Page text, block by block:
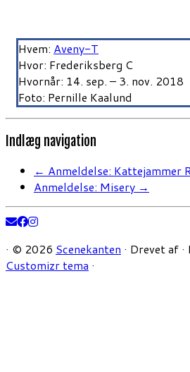
Hvem: Aveny-T
Hvor: Frederiksberg C
Hvornår: 14. sep. – 3. nov. 2018
Foto: Pernille Kaalund
Indlæg navigation
← Anmeldelse: Kattejammer
Anmeldelse: Misery →
· © 2026 Scenekanten · Drevet af ·
Customizr tema ·